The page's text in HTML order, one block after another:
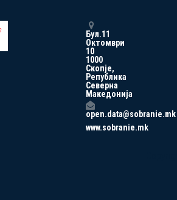
Бул.11
Октомври
10
1000
Скопје,
Република
Северна
Македонија
open.data@sobranie.mk
www.sobranie.mk